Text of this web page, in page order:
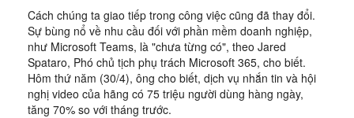
Cách chúng ta giao tiếp trong công việc cũng đã thay đổi.
Sự bùng nổ về nhu cầu đối với phần mềm doanh nghiệp,
như Microsoft Teams, là "chưa từng có", theo Jared
Spataro, Phó chủ tịch phụ trách Microsoft 365, cho biết.
Hôm thứ năm (30/4), ông cho biết, dịch vụ nhắn tin và hội
nghị video của hãng có 75 triệu người dùng hàng ngày,
tăng 70% so với tháng trước.